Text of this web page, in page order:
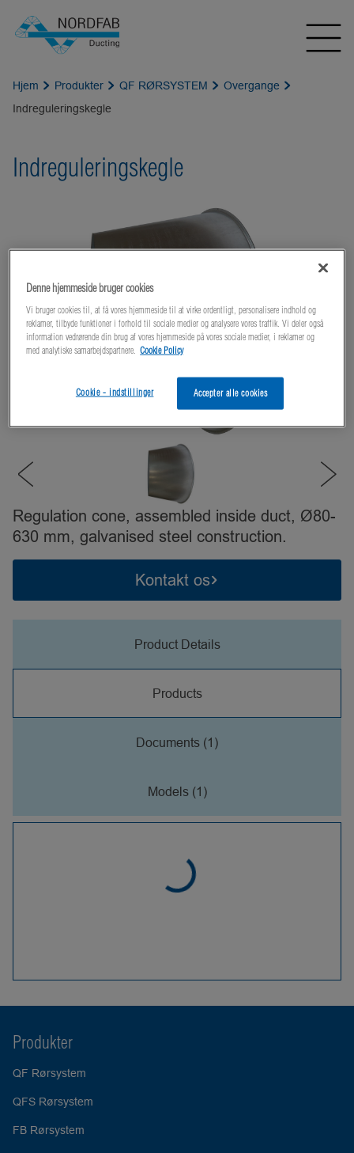
Hjem Produkter QF RØRSYSTEM
Overgange
Indreguleringskegle
Indreguleringskegle
Regulation cone, assembled inside duct, Ø80-
630 mm, galvanised steel construction.
Kontakt os
Product Details
Products
Documents (1)
Models (1)
Produkter
QF Rørsystem
QFS Rørsystem
FB Rørsystem
Denne hjemmeside bruger cookies
Vi bruger cookies til, at få vores hjemmeside til at virke ordentligt, personalisere indhold og
reklamer, tilbyde funktioner i forhold til sociale medier og analysere vores traffik. Vi deler også
information vedrørende din brug af vores hjemmeside på vores sociale medier, i reklamer og
med analytiske samarbejdspartnere. Cookie Policy
Accepter alle cookies
Cookie - indstillinger